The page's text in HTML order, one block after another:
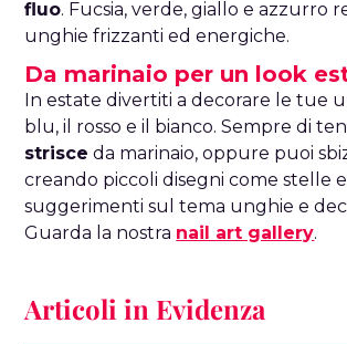
fluo. Fucsia, verde, giallo e azzurro
unghie frizzanti ed energiche.
Da marinaio per un look
In estate divertiti a decorare le tue
blu, il rosso e il bianco. Sempre di
strisce da marinaio, oppure puoi
creando piccoli disegni come stelle
suggerimenti sul tema unghie e
Guarda la nostra nail art gallery.
Articoli in Evidenza